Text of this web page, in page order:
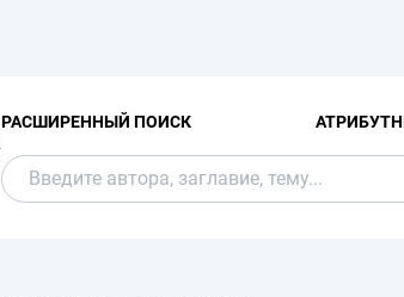
РАСШИРЕННЫЙ ПОИСК